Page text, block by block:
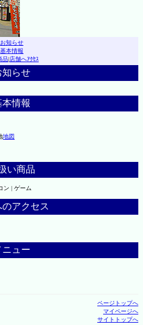
お知らせ
基本情報
品|店舗へｱｸｾｽ
知らせ
本情報
地図
い商品
ン | ゲーム
のアクセス
ニュー
ページトップへ
マイページへ
サイトトップへ